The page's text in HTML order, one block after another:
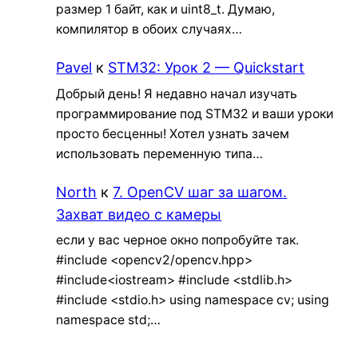
размер 1 байт, как и uint8_t. Думаю,
компилятор в обоих случаях…
Pavel к STM32: Урок 2 — Quickstart
Добрый день! Я недавно начал изучать
программирование под STM32 и ваши уроки
просто бесценны! Хотел узнать зачем
использовать переменную типа…
North к7. OpenCV шаг за шагом.
Захват видео с камеры
если у вас черное окно попробуйте так.
#include <opencv2/opencv.hpp>
#include<iostream> #include <stdlib.h>
#include <stdio.h> using namespace cv; using
namespace std;…